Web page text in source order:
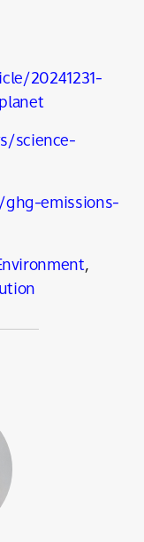
20241231-
science-
emissions-
,